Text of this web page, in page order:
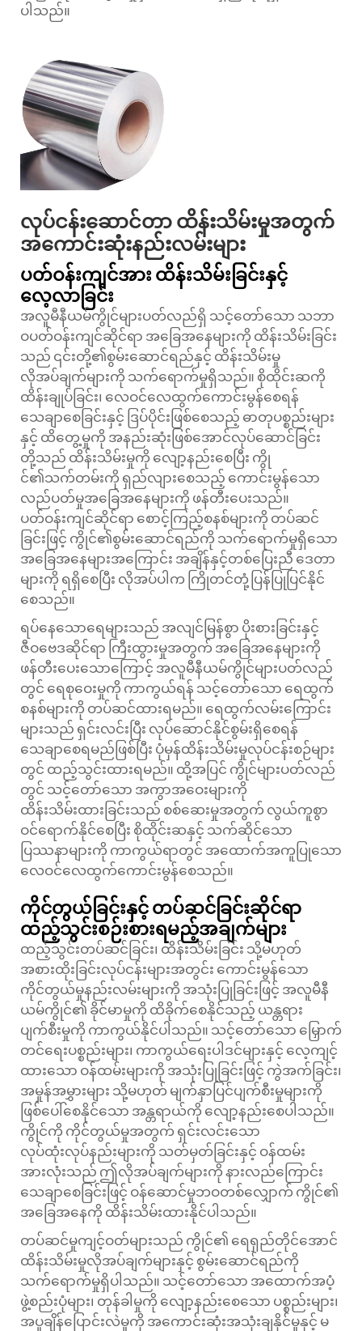
ပါသည်။
လုပ်ငန်းဆောင်တာ ထိန်းသိမ်းမှုအတွက်
အကောင်းဆုံးနည်းလမ်းများ
ပတ်ဝန်းကျင်အား ထိန်းသိမ်းခြင်းနှင့်
လေ့လာခြင်း
အလူမီနီယမ်ကွိုင်များပတ်လည်ရှိ သင့်တော်သော သဘာ
ဝပတ်ဝန်းကျင်ဆိုင်ရာ အခြေအနေများကို ထိန်းသိမ်းခြင်း
သည် ၎င်းတို့၏စွမ်းဆောင်ရည်နှင့် ထိန်းသိမ်းမှု
လိုအပ်ချက်များကို သက်ရောက်မှုရှိသည်။ စိုထိုင်းဆကို
ထိန်းချုပ်ခြင်း၊ လေဝင်လေထွက်ကောင်းမွန်စေရန်
သေချာစေခြင်းနှင့် ဒြပ်ပိုင်းဖြစ်စေသည့် ဓာတုပစ္စည်းများ
နှင့် ထိတွေ့မှုကို အနည်းဆုံးဖြစ်အောင်လုပ်ဆောင်ခြင်း
တို့သည် ထိန်းသိမ်းမှုကို လျော့နည်းစေပြီး ကွို
င်၏သက်တမ်းကို ရှည်လျားစေသည့် ကောင်းမွန်သော
လည်ပတ်မှုအခြေအနေများကို ဖန်တီးပေးသည်။
ပတ်ဝန်းကျင်ဆိုင်ရာ စောင့်ကြည့်စနစ်များကို တပ်ဆင်
ခြင်းဖြင့် ကွိုင်၏စွမ်းဆောင်ရည်ကို သက်ရောက်မှုရှိသော
အခြေအနေများအကြောင်း အချိန်နှင့်တစ်ပြေးညီ ဒေတာ
များကို ရရှိစေပြီး လိုအပ်ပါက ကြိုတင်တုံ့ပြန်ပြုပြင်နိုင်
စေသည်။
ရပ်နေသောရေများသည် အလျင်မြန်စွာ ပိုးစားခြင်းနှင့်
ဇီဝဗေဒဆိုင်ရာ ကြီးထွားမှုအတွက် အခြေအနေများကို
ဖန်တီးပေးသောကြောင့် အလူမီနီယမ်ကွိုင်များပတ်လည်
တွင် ရေစုဝေးမှုကို ကာကွယ်ရန် သင့်တော်သော ရေထွက်
စနစ်များကို တပ်ဆင်ထားရမည်။ ရေထွက်လမ်းကြောင်း
များသည် ရှင်းလင်းပြီး လုပ်ဆောင်နိုင်စွမ်းရှိစေရန်
သေချာစေရမည်ဖြစ်ပြီး ပုံမှန်ထိန်းသိမ်းမှုလုပ်ငန်းစဉ်များ
တွင် ထည့်သွင်းထားရမည်။ ထို့အပြင် ကွိုင်များပတ်လည်
တွင် သင့်တော်သော အကွာအဝေးများကို
ထိန်းသိမ်းထားခြင်းသည် စစ်ဆေးမှုအတွက် လွယ်ကူစွာ
ဝင်ရောက်နိုင်စေပြီး စိုထိုင်းဆနှင့် သက်ဆိုင်သော
ပြဿနာများကို ကာကွယ်ရာတွင် အထောက်အကူပြုသော
လေဝင်လေထွက်ကောင်းမွန်စေသည်။
ကိုင်တွယ်ခြင်းနှင့် တပ်ဆင်ခြင်းဆိုင်ရာ
ထည့်သွင်းစဉ်းစားရမည့်အချက်များ
ထည့်သွင်းတပ်ဆင်ခြင်း၊ ထိန်းသိမ်းခြင်း သို့မဟုတ်
အစားထိုးခြင်းလုပ်ငန်းများအတွင်း ကောင်းမွန်သော
ကိုင်တွယ်မှုနည်းလမ်းများကို အသုံးပြုခြင်းဖြင့် အလူမီနီ
ယမ်ကွိုင်၏ ခိုင်မာမှုကို ထိခိုက်စေနိုင်သည့် ယန္တရား
ပျက်စီးမှုကို ကာကွယ်နိုင်ပါသည်။ သင့်တော်သော မြှောက်
တင်ရေးပစ္စည်းများ၊ ကာကွယ်ရေးပါဒင်များနှင့် လေ့ကျင့်
ထားသော ဝန်ထမ်းများကို အသုံးပြုခြင်းဖြင့် ကွဲအက်ခြင်း၊
အမှုန်အမွှားများ သို့မဟုတ် မျက်နှာပြင်ပျက်စီးမှုများကို
ဖြစ်ပေါ်စေနိုင်သော အန္တရာယ်ကို လျော့နည်းစေပါသည်။
ကွိုင်ကို ကိုင်တွယ်မှုအတွက် ရှင်းလင်းသော
လုပ်ထုံးလုပ်နည်းများကို သတ်မှတ်ခြင်းနှင့် ဝန်ထမ်း
အားလုံးသည် ဤလိုအပ်ချက်များကို နားလည်ကြောင်း
သေချာစေခြင်းဖြင့် ဝန်ဆောင်မှုဘဝတစ်လျှောက် ကွိုင်၏
အခြေအနေကို ထိန်းသိမ်းထားနိုင်ပါသည်။
တပ်ဆင်မှုကျင့်ဝတ်များသည် ကွိုင်၏ ရေရှည်တိုင်အောင်
ထိန်းသိမ်းမှုလိုအပ်ချက်များနှင့် စွမ်းဆောင်ရည်ကို
သက်ရောက်မှုရှိပါသည်။ သင့်တော်သော အထောက်အပံ့
ဖွဲ့စည်းပုံများ၊ တုန်ခါမှုကို လျော့နည်းစေသော ပစ္စည်းများ၊
အပူချိန်ပြောင်းလဲမှုကို အကောင်းဆုံးအသုံးချနိုင်မှုနှင့် မ